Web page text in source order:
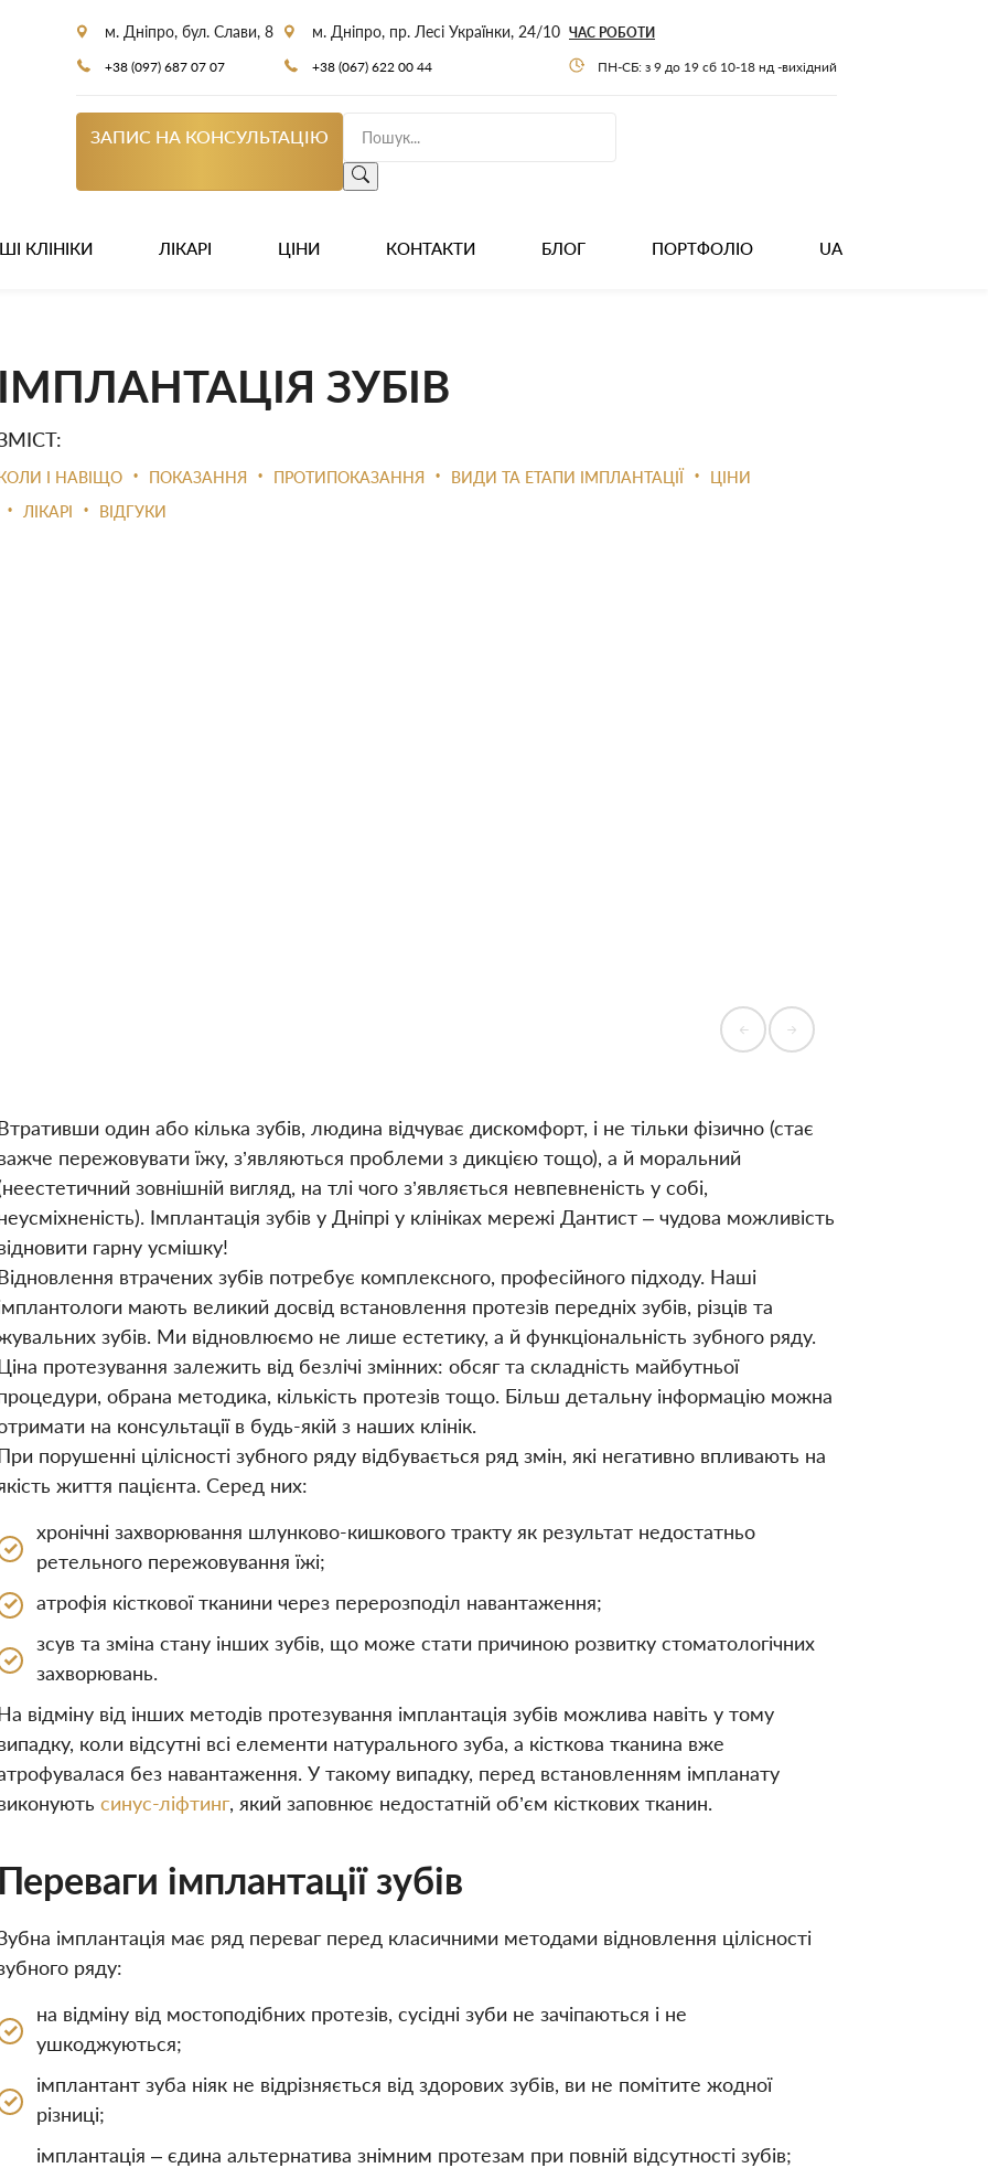
м. Дніпро, бул. Слави, 8
+38 (097) 687 07 07
м. Дніпро, пр. Лесі Українки, 24/10
+38 (067) 622 00 44
ЧАС РОБОТИ
ПН-СБ: з 9 до 19 сб 10-18 нд -вихідний
ЗАПИС НА КОНСУЛЬТАЦІЮ
КЛІНІКИ ЛІКАРІ ЦІНИ КОНТАКТИ БЛОГ ПОРТФОЛІО UA
ІМПЛАНТАЦІЯ ЗУБІВ
І НАВІЩО • ПОКАЗАННЯ • ПРОТИПОКАЗАННЯ • ВИДИ ТА ЕТАПИ ІМПЛАНТАЦІЇ • ЦІНИ
• ЛІКАРІ • ВІДГУКИ
один або кілька зубів, людина відчуває дискомфорт, і не тільки фізично (стає
пережовувати їжу, з’являються проблеми з дикцією тощо), а й моральний
зовнішній вигляд, на тлі чого з’являється невпевненість у собі,
Імплантація зубів у Дніпрі у клініках мережі Дантист – чудова можливість
гарну усмішку!
втрачених зубів потребує комплексного, професійного підходу. Наші
мають великий досвід встановлення протезів передніх зубів, різців та
зубів. Ми відновлюємо не лише естетику, а й функціональність зубного ряду.
протезування залежить від безлічі змінних: обсяг та складність майбутньої
обрана методика, кількість протезів тощо. Більш детальну інформацію можна
на консультації в будь-якій з наших клінік.
порушенні цілісності зубного ряду відбувається ряд змін, які негативно впливають на
життя пацієнта. Серед них:
хронічні захворювання шлунково-кишкового тракту як результат недостатньо
ретельного пережовування їжі;
атрофія кісткової тканини через перерозподіл навантаження;
зсув та зміна стану інших зубів, що може стати причиною розвитку стоматологічних
захворювань.
відміну від інших методів протезування імплантація зубів можлива навіть у тому
коли відсутні всі елементи натурального зуба, а кісткова тканина вже
без навантаження. У такому випадку, перед встановленням імпланату
синус-ліфтинг, який заповнює недостатній об’єм кісткових тканин.
Переваги імплантації зубів
імплантація має ряд переваг перед класичними методами відновлення цілісності
ряду:
на відміну від мостоподібних протезів, сусідні зуби не зачіпаються і не
ушкоджуються;
імплантант зуба ніяк не відрізняється від здорових зубів, ви не помітите жодної
різниці;
імплантація – єдина альтернатива знімним протезам при повній відсутності зубів;